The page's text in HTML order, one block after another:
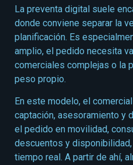
La preventa digital suele
donde conviene separar la
planificación. Es
amplio, el pedido necesita
comerciales complejas o la
peso propio.
En este modelo, el
captación, asesoramiento y
el pedido en movilidad,
descuentos y
tiempo real. A partir de ahí,